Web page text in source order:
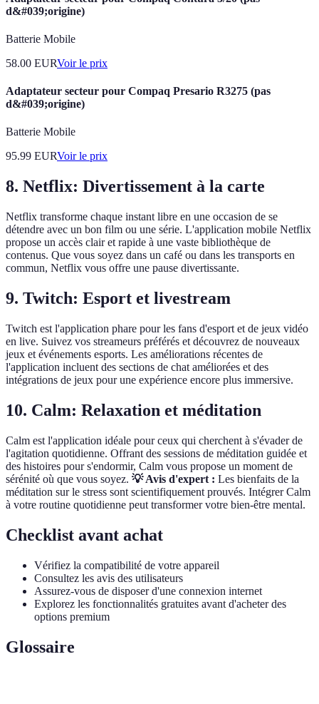
d&#039;origine)
Batterie Mobile
58.00 EURVoir le prix
Adaptateur secteur pour Compaq Presario R3275 (pas
d&#039;origine)
Batterie Mobile
95.99 EURVoir le prix
8. Netflix: Divertissement à la carte
Netflix transforme chaque instant libre en une occasion de se
détendre avec un bon film ou une série. L'application mobile Netflix
propose un accès clair et rapide à une vaste bibliothèque de
contenus. Que vous soyez dans un café ou dans les transports en
commun, Netflix vous offre une pause divertissante.
9. Twitch: Esport et livestream
Twitch est l'application phare pour les fans d'esport et de jeux vidéo
en live. Suivez vos streameurs préférés et découvrez de nouveaux
jeux et événements esports. Les améliorations récentes de
l'application incluent des sections de chat améliorées et des
intégrations de jeux pour une expérience encore plus immersive.
10. Calm: Relaxation et méditation
Calm est l'application idéale pour ceux qui cherchent à s'évader de
l'agitation quotidienne. Offrant des sessions de méditation guidée et
des histoires pour s'endormir, Calm vous propose un moment de
sérénité où que vous soyez. 💡 Avis d'expert : Les bienfaits de la
méditation sur le stress sont scientifiquement prouvés. Intégrer Calm
à votre routine quotidienne peut transformer votre bien-être mental.
Checklist avant achat
Vérifiez la compatibilité de votre appareil
Consultez les avis des utilisateurs
Assurez-vous de disposer d'une connexion internet
Explorez les fonctionnalités gratuites avant d'acheter des
options premium
Glossaire